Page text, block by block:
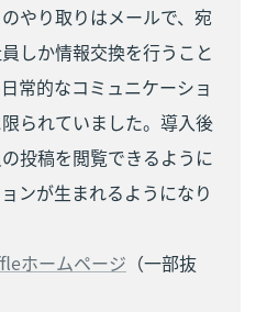
やり取りはメールで、宛
しか情報交換を行うこと
常的なコミュニケーショ
られていました。導入後
投稿を閲覧できるように
ンが生まれるようになり
ホームページ （一部抜